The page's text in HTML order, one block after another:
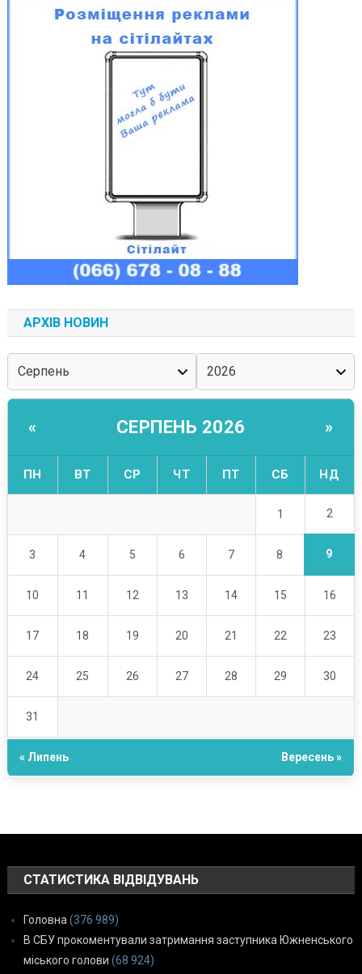
АРХІВ НОВИН
« СЕРПЕНЬ 2026 »
ПН ВТ СР ЧТ ПТ СБ НД
1 2
3 4 5 6 7 8 9
10 11 12 13 14 15 16
17 18 19 20 21 22 23
24 25 26 27 28 29 30
31
« Липень Вересень »
СТАТИСТИКА ВІДВІДУВАНЬ
Головна (376 989)
В СБУ прокоментували затримання заступника Южненського
міського голови (68 924)